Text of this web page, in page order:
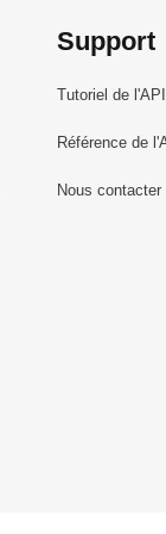
Support
Tutoriel de l'API
Référence de
Nous contacter